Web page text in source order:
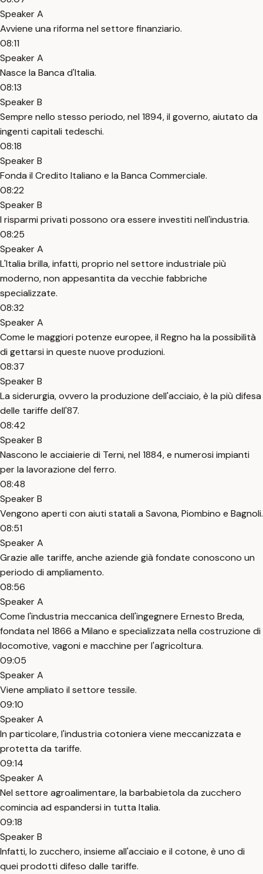
Speaker A
Avviene una riforma nel settore finanziario.
08:11
Speaker A
Nasce la Banca d'Italia.
08:13
Speaker B
Sempre nello stesso periodo, nel 1894, il governo, aiutato da
ingenti capitali tedeschi.
08:18
Speaker B
Fonda il Credito Italiano e la Banca Commerciale.
08:22
Speaker B
I risparmi privati possono ora essere investiti nell'industria.
08:25
Speaker A
L'Italia brilla, infatti, proprio nel settore industriale più
moderno, non appesantita da vecchie fabbriche
specializzate.
08:32
Speaker A
Come le maggiori potenze europee, il Regno ha la possibilità
di gettarsi in queste nuove produzioni.
08:37
Speaker B
La siderurgia, ovvero la produzione dell'acciaio, è la più difesa
delle tariffe dell'87.
08:42
Speaker B
Nascono le acciaierie di Terni, nel 1884, e numerosi impianti
per la lavorazione del ferro.
08:48
Speaker B
Vengono aperti con aiuti statali a Savona, Piombino e Bagnoli.
08:51
Speaker A
Grazie alle tariffe, anche aziende già fondate conoscono un
periodo di ampliamento.
08:56
Speaker A
Come l'industria meccanica dell'ingegnere Ernesto Breda,
fondata nel 1866 a Milano e specializzata nella costruzione di
locomotive, vagoni e macchine per l'agricoltura.
09:05
Speaker A
Viene ampliato il settore tessile.
09:10
Speaker A
In particolare, l'industria cotoniera viene meccanizzata e
protetta da tariffe.
09:14
Speaker A
Nel settore agroalimentare, la barbabietola da zucchero
comincia ad espandersi in tutta Italia.
09:18
Speaker B
Infatti, lo zucchero, insieme all'acciaio e il cotone, è uno di
quei prodotti difeso dalle tariffe.